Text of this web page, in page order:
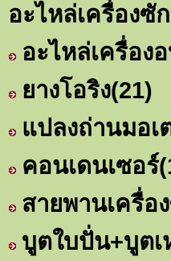
อะไหล่เครื่องซั
อะไหล่เครื่อง
ยางโอริง(21)
แปลงถ่านมอเ
คอนเดนเซอร์
สายพานเครื่อ
บูตใบปั่น+บูตเ